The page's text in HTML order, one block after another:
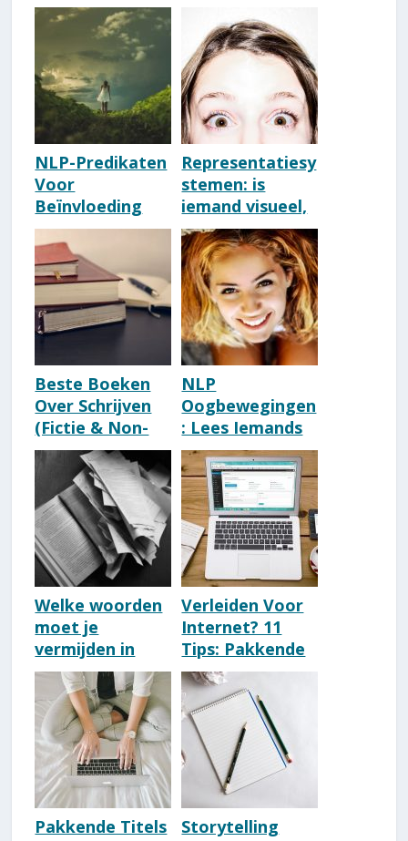
NLP-Predikaten
Voor
Beïnvloeding
[Uitgebreide
Lijst Met
Voorbeelden]
Representatiesy
stemen: is
iemand visueel,
auditief of
kinesthetisch
(VAKOG)?
Beste Boeken
Over Schrijven
(Fictie & Non-
Fictie) [2026]
NLP
Oogbewegingen
: Lees Iemands
Oogpatronen
[Betekenis
Kijkrichtingen]
Welke woorden
moet je
vermijden in
scriptie? [6
Cruciale
Schrijftips]
Verleiden Voor
Internet? 11
Tips: Pakkende
Webteksten
Schrijven!
Pakkende Titels
Storytelling